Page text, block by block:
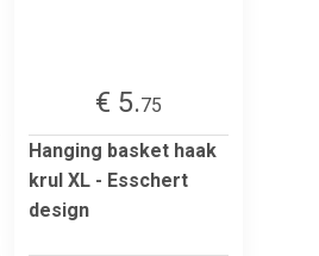
€ 5.75
Hanging basket haak
krul XL - Esschert
design